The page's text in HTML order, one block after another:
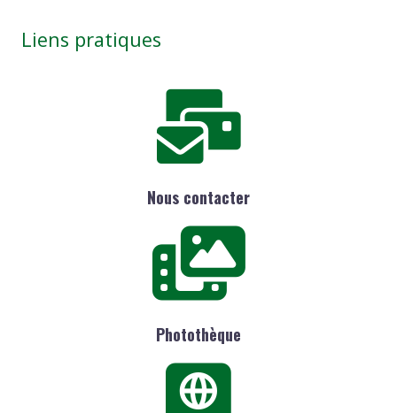
Liens pratiques
Nous contacter
Photothèque